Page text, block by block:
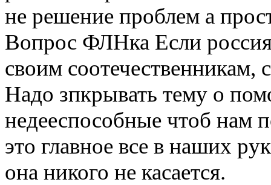
не решение проблем а
Вопрос ФЛНка Если
своим соотечественникам,
Надо зпкрывать тему о
недееспособные чтоб нам
это главное все в наших
она никого не касается.